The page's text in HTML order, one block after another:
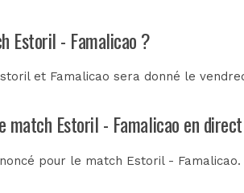
Estoril - Famalicao ?
et Famalicao sera donné le
match Estoril - Famalicao en
pour le match Estoril -